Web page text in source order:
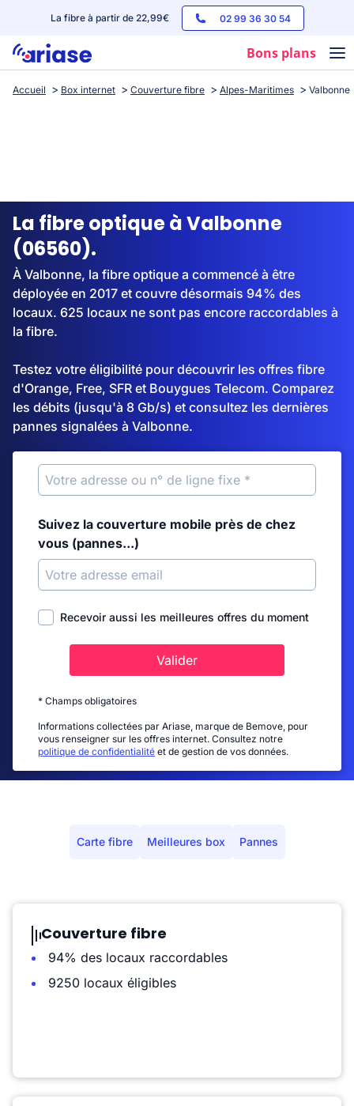
La fibre à partir de 22,99€ 02 99 36 30 54
Bons plans
Box internet
Streaming
Accueil Box internet Couverture fibre Alpes-Maritimes Valbonne
La fibre optique à Valbonne
(06560).
À Valbonne, la fibre optique a commencé à être
déployée en 2017 et couvre désormais 94% des
locaux. 625 locaux ne sont pas encore raccordables à
la fibre.
Testez votre éligibilité pour découvrir les offres fibre
d'Orange, Free, SFR et Bouygues Telecom. Comparez
les débits (jusqu'à 8 Gb/s) et consultez les dernières
pannes signalées à Valbonne.
Suivez la couverture mobile près de chez
vous (pannes...)
Recevoir aussi les meilleures offres du moment
Valider
* Champs obligatoires
Informations collectées par Ariase, marque de Bemove, pour
vous renseigner sur les offres internet. Consultez notre
politique de confidentialité et de gestion de vos données.
Carte fibre Meilleures box Pannes
Couverture fibre
94% des locaux raccordables
9250 locaux éligibles